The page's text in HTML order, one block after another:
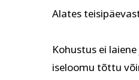
Alates
Kohustus ei
iseloomu tõttu